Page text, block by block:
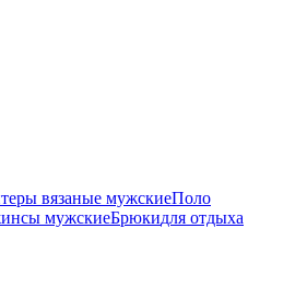
вязаные мужскиеПоло
мужскиеБрюкидля отдыха